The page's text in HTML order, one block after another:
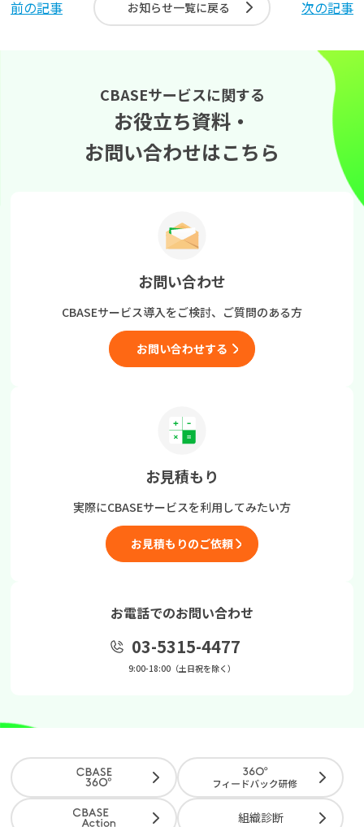
前の記事 お知らせ一覧に戻る 次の記事
CBASEサービスに関する
お役立ち資料・
お問い合わせはこちら
お問い合わせ
CBASEサービス導入をご検討、 ご質問のある方
お問い合わせする
お見積もり
実際にCBASEサービスを利用してみたい方
お見積もりのご依頼
お電話でのお問い合わせ
03-5315-4477
9:00-18:00（土日祝を除く）
組織診断